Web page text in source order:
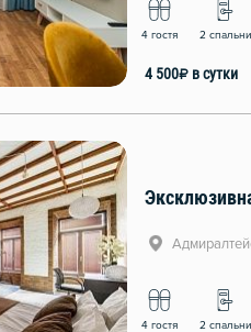
4 гостя 2 спальни
4 500₽ в сутки
4 гостя 2 спальни